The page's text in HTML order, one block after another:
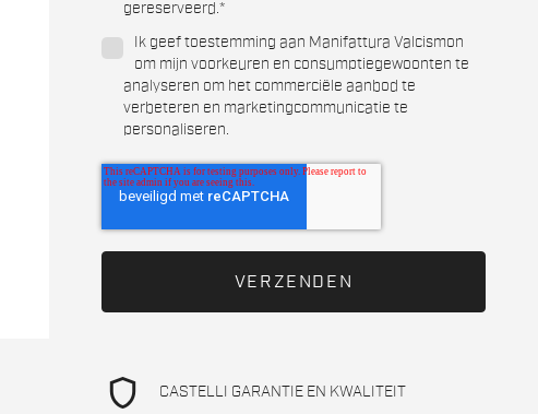
gereserveerd.*
Ik geef toestemming aan Manifattura Valcismon
om mijn voorkeuren en consumptiegewoonten te
analyseren om het commerciële aanbod te
verbeteren en marketingcommunicatie te
personaliseren.
shield CASTELLI GARANTIE EN KWALITEIT